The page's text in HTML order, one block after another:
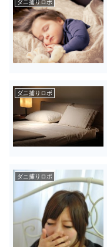
ダニ捕りロボ
ダニ捕りロボ
ダニ捕りロボ